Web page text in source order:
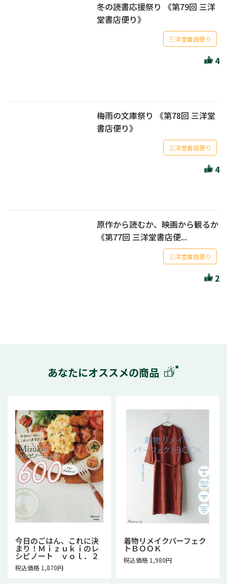
冬の読書応援祭り 《第79回 三洋
堂書店便り》
三洋堂書店便り
4
梅雨の文庫祭り 《第78回 三洋堂
書店便り》
三洋堂書店便り
4
原作から読むか、映画から観るか
《第77回 三洋堂書店便...
三洋堂書店便り
2
あなたにオススメの商品
今日のごはん、これに決
まり！Ｍｉｚｕｋｉのレ
シピノート ｖｏｌ．２
税込価格 1,870円
着物リメイクパーフェク
トＢＯＯＫ
税込価格 1,980円